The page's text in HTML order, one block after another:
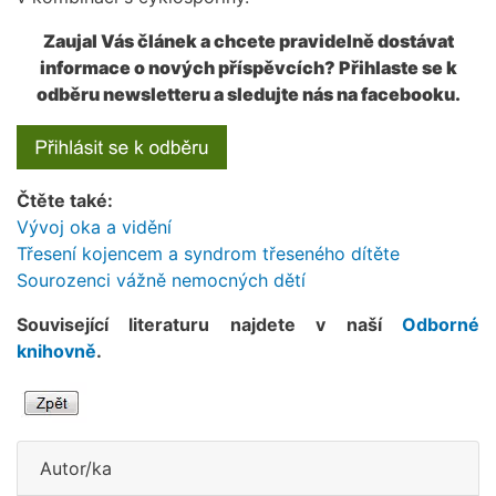
Zaujal Vás článek a chcete pravidelně dostávat
informace o nových příspěvcích? Přihlaste se k
odběru newsletteru a sledujte nás na facebooku.
Čtěte také:
Vývoj oka a vidění
Třesení kojencem a syndrom třeseného dítěte
Sourozenci vážně nemocných dětí
Související literaturu najdete v naší Odborné
knihovně.
Autor/ka